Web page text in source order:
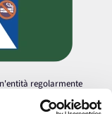
regolarmente
vendita online di